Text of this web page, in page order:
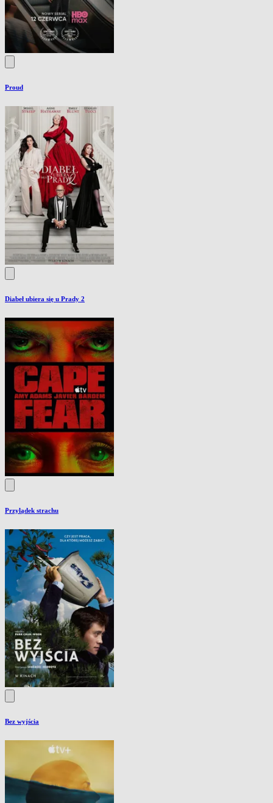
Proud
Diabeł ubiera się u Prady 2
Przylądek strachu
Bez wyjścia